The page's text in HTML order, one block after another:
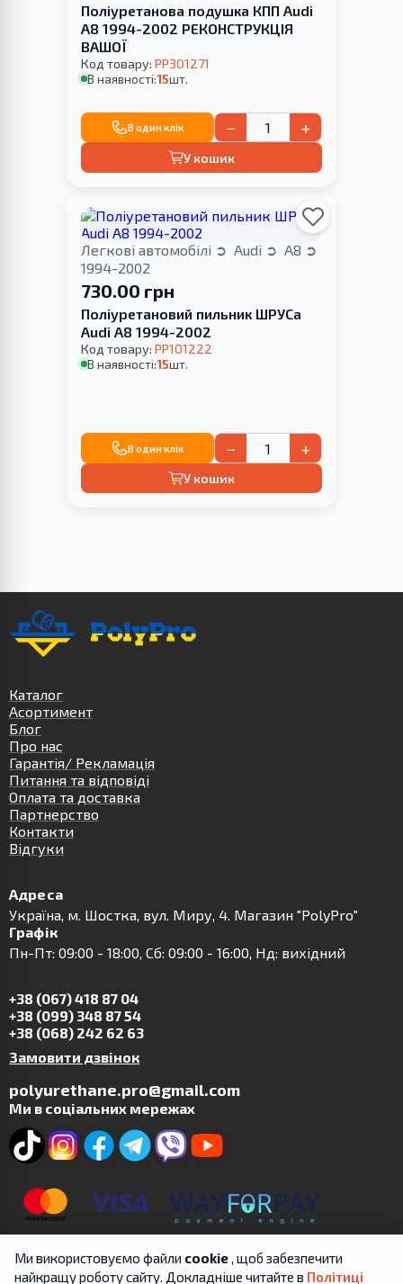
Поліуретанова подушка КПП Audi
A8 1994-2002 РЕКОНСТРУКЦІЯ
ВАШОЇ
Код товару: PP301271
В наявності:15шт.
В один клік − +
У кошик
Легкові автомобілі Audi
A8
1994-2002
730.00 грн
Поліуретановий пильник ШРУСа
Audi A8 1994-2002
Код товару: PP101222
В наявності:15шт.
В один клік − +
У кошик
Каталог
Асортимент
Блог
Про нас
Гарантія/ Рекламація
Питання та відповіді
Оплата та доставка
Партнерство
Контакти
Відгуки
Адреса
Українa, м. Шостка, вул. Миру, 4. Магазин "PolyPro"
Графік
Пн-Пт: 09:00 - 18:00, Сб: 09:00 - 16:00, Нд: вихідний
+38 (067) 418 87 04
+38 (099) 348 87 54
+38 (068) 242 62 63
Замовити дзвінок
polyurethane.pro@gmail.com
Ми в соціальних мережах
Ми використовуємо файли cookie, щоб забезпечити
найкращу роботу сайту. Докладніше читайте в Політиці